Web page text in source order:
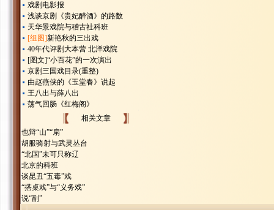
戏剧电影报
浅谈京剧《贵妃醉酒》的路数
天华景戏院与稽古社科班
[组图]新艳秋的三出戏
40年代评剧大本营 北洋戏院
[图文]“小百花”的一次演出
京剧三国戏目录(重整)
由赵燕侠的《玉堂春》说起
王八出与薛八出
荡气回肠《红梅阁》
相关文章
也辩“山”“扇”
胡服骑射与武灵丛台
“北国”未可只称辽
北京的科班
谈昆丑“五毒”戏
“搭桌戏”与“义务戏”
说“副”